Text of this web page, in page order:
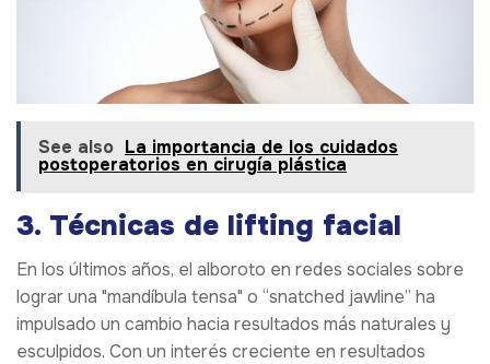
See also La importancia de los cuidados
postoperatorios en cirugía plástica
3. Técnicas de lifting facial
En los últimos años, el alboroto en redes sociales sobre
lograr una "mandíbula tensa" o “snatched jawline” ha
impulsado un cambio hacia resultados más naturales y
esculpidos. Con un interés creciente en resultados